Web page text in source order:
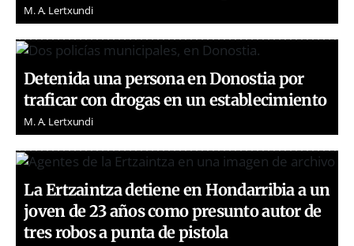
M. A. Lertxundi
Detenida una persona en Donostia por
traficar con drogas en un establecimiento
M. A. Lertxundi
La Ertzaintza detiene en Hondarribia a un
joven de 23 años como presunto autor de
tres robos a punta de pistola